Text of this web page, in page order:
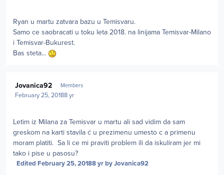
Ryan u martu zatvara bazu u Temisvaru.
Samo ce saobracati u toku leta 2018. na linijama Temisvar-Milano
i Temisvar-Bukurest.
Bas steta...
Jovanica92 Members
February 25, 20188 yr
Letim iz Milana za Temisvar u martu ali sad vidim da sam
greskom na karti stavila ć u prezimenu umesto c a primenu
moram platiti. Sa li ce mi praviti problem ili da iskuliram jer mi
tako i pise u pasosu?
Edited February 25, 20188 yrby Jovanica92